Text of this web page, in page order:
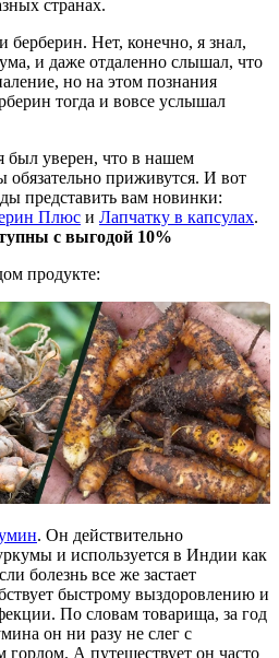
странах.
берберин. Нет, конечно, я знал,
и даже отдаленно слышал, что
но на этом познания
тогда и вовсе услышал
был уверен, что в нашем
обязательно приживутся. И вот
представить вам новинки:
Плюс и Лапчатку в капсулах.
с выгодой 10%
продукте:
. Он действительно
и используется в Индии как
болезнь все же застает
быстрому выздоровлению и
По словам товарища, за год
он ни разу не слег с
А путешествует он часто